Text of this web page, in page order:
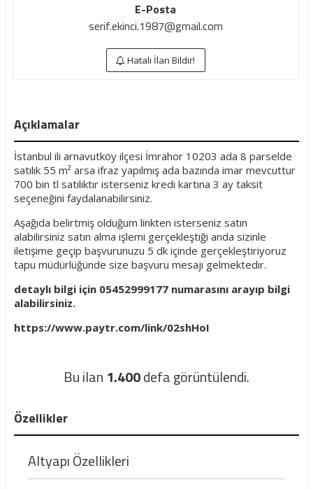
E-Posta
serif.ekinci.1987@gmail.com
Hatalı İlan Bildir!
Açıklamalar
İstanbul ili arnavutköy ilçesi İmrahor 10203 ada 8 parselde
satılık 55 m² arsa ifraz yapılmış ada bazında imar mevcuttur
700 bin tl satılıktır isterseniz kredi kartına 3 ay taksit
seçeneğini faydalanabilirsiniz.
Aşağıda belirtmiş olduğum linkten isterseniz satın
alabilirsiniz satın alma işlemi gerçekleştiği anda sizinle
iletişime geçip başvurunuzu 5 dk içinde gerçekleştiriyoruz
tapu müdürlüğünde size başvuru mesajı gelmektedir.
detaylı bilgi için 05452999177 numarasını arayıp bilgi
alabilirsiniz.
https://www.paytr.com/link/02shHoI
Bu ilan 1.400defa görüntülendi.
Özellikler
Altyapı Özellikleri